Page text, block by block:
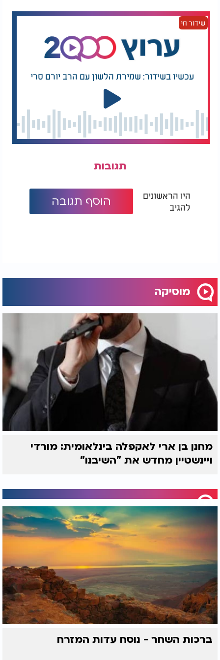
האלבום ה-14 של איתן כ"ץ: "אלבום חב"ד"
שידור חי
עכשיו בשידור: שמירת הלשון עם הרב יורם סרי
תגובות
היו הראשונים
להגיב
הוסף תגובה
מוסיקה
מחנן בן ארי לאקפלה בינלאומית: מורדי
ויינשטיין מחדש את "השיבנו"
ברכות השחר - נוסח עדות המזרח